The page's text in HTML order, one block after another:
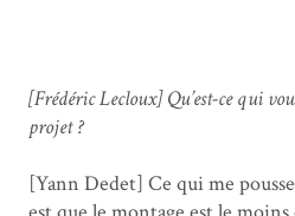
[Frédéric Lecloux] Qu’est-ce qui
projet ?
[Yann Dedet] Ce qui me